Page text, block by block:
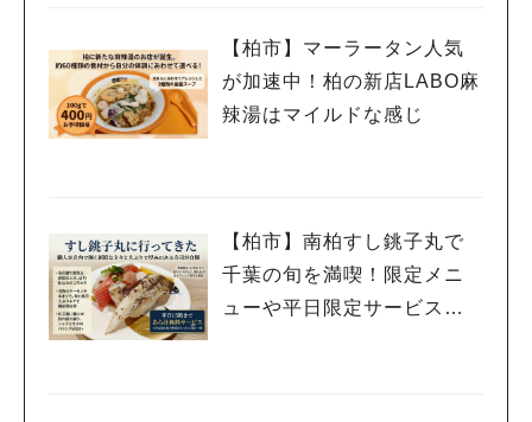
【柏市】マーラータン人気
が加速中！柏の新店LABO麻
辣湯はマイルドな感じ
【柏市】南柏すし銚子丸で
千葉の旬を満喫！限定メニ
ューや平日限定サービスを